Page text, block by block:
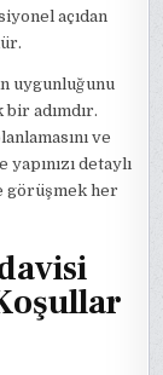
açıdan
uygunluğunu
adımdır.
ve
detaylı
görüşmek her